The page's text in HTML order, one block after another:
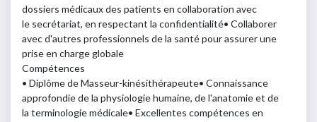
dossiers médicaux des patients en collaboration avec
le secrétariat, en respectant la confidentialité• Collaborer
avec d'autres professionnels de la santé pour assurer une
prise en charge globale
Compétences
• Diplôme de Masseur-kinésithérapeute• Connaissance
approfondie de la physiologie humaine, de l'anatomie et de
la terminologie médicale• Excellentes compétences en